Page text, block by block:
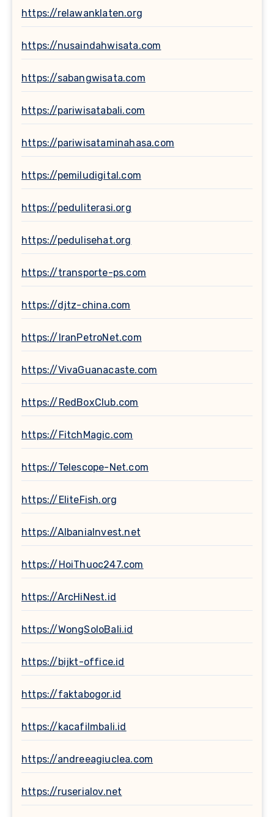
https://relawanklaten.org
https://nusaindahwisata.com
https://sabangwisata.com
https://pariwisatabali.com
https://pariwisataminahasa.com
https://pemiludigital.com
https://peduliterasi.org
https://pedulisehat.org
https://transporte-ps.com
https://djtz-china.com
https://IranPetroNet.com
https://VivaGuanacaste.com
https://RedBoxClub.com
https://FitchMagic.com
https://Telescope-Net.com
https://EliteFish.org
https://AlbaniaInvest.net
https://HoiThuoc247.com
https://ArcHiNest.id
https://WongSoloBali.id
https://bijkt-office.id
https://faktabogor.id
https://kacafilmbali.id
https://andreeagiuclea.com
https://ruserialov.net